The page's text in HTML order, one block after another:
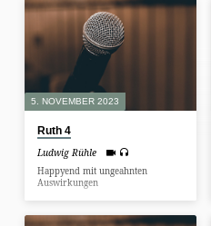
RUTH
5. NOVEMBER 2023
Ruth 4
Ludwig Rühle
Happyend mit ungeahnten
Auswirkungen